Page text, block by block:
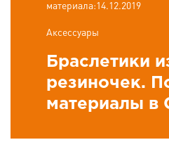
материала:14.12.2019
Аксессуары
Браслетики
резиночек.
материалы